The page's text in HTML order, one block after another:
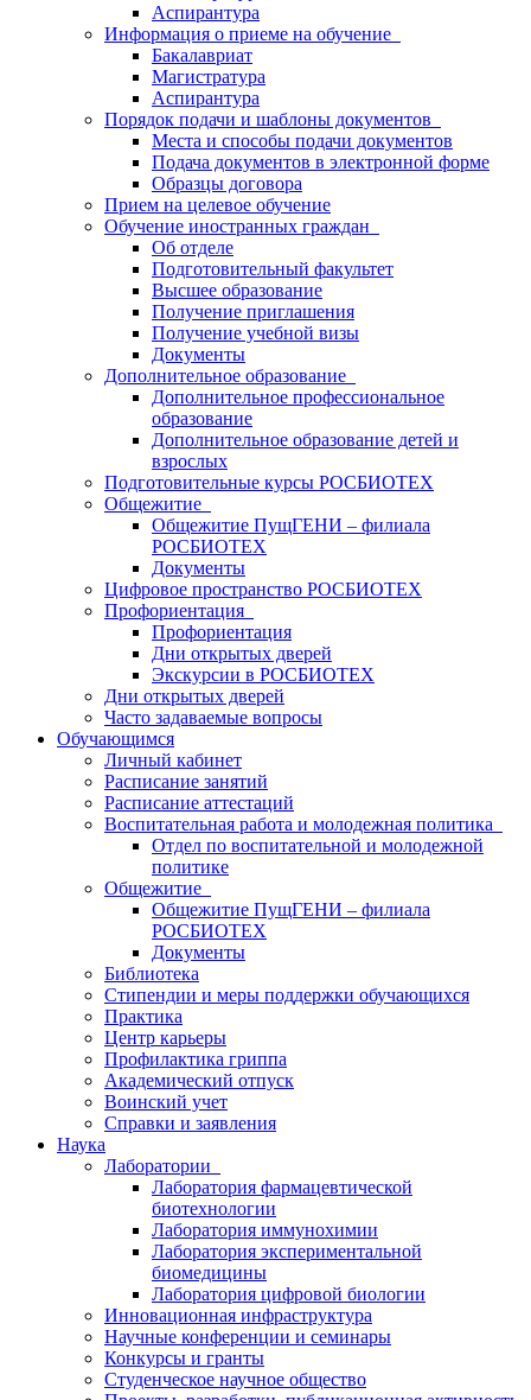
Аспирантура
Информация о приеме на обучение
Бакалавриат
Магистратура
Аспирантура
Порядок подачи и шаблоны документов
Места и способы подачи документов
Подача документов в электронной форме
Образцы договора
Прием на целевое обучение
Обучение иностранных граждан
Об отделе
Подготовительный факультет
Высшее образование
Получение приглашения
Получение учебной визы
Документы
Дополнительное образование
Дополнительное профессиональное
образование
Дополнительное образование детей и
взрослых
Подготовительные курсы РОСБИОТЕХ
Общежитие
Общежитие ПущГЕНИ – филиала
РОСБИОТЕХ
Документы
Цифровое пространство РОСБИОТЕХ
Профориентация
Профориентация
Дни открытых дверей
Экскурсии в РОСБИОТЕХ
Дни открытых дверей
Часто задаваемые вопросы
Обучающимся
Личный кабинет
Расписание занятий
Расписание аттестаций
Воспитательная работа и молодежная политика
Отдел по воспитательной и молодежной
политике
Общежитие
Общежитие ПущГЕНИ – филиала
РОСБИОТЕХ
Документы
Библиотека
Стипендии и меры поддержки обучающихся
Практика
Центр карьеры
Профилактика гриппа
Академический отпуск
Воинский учет
Справки и заявления
Наука
Лаборатории
Лаборатория фармацевтической
биотехнологии
Лаборатория иммунохимии
Лаборатория экспериментальной
биомедицины
Лаборатория цифровой биологии
Инновационная инфраструктура
Научные конференции и семинары
Конкурсы и гранты
Студенческое научное общество